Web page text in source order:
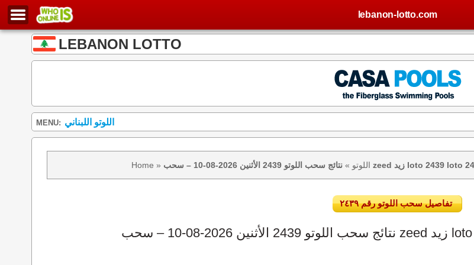
lebanon-lotto.com
LEBANON LOTTO
MENU: اللوتو اللبناني
Home » اللوتو »
تفاصيل سحب اللوتو رقم ٢٤٣٩
نتائج سحب اللوتو 2439 الأثنين 2026-08-10 – سحب zeed زيد loto 2439 loto 2439 نتيجة اللوتو الأثنين – سحب اللوتو